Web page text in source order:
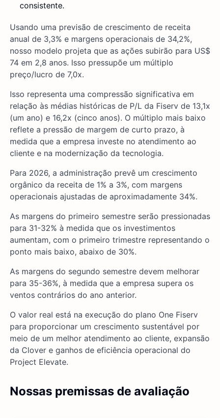
consistente.
Usando uma previsão de crescimento de receita
anual de 3,3% e margens operacionais de 34,2%,
nosso modelo projeta que as ações subirão para US$
74 em 2,8 anos. Isso pressupõe um múltiplo
preço/lucro de 7,0x.
Isso representa uma compressão significativa em
relação às médias históricas de P/L da Fiserv de 13,1x
(um ano) e 16,2x (cinco anos). O múltiplo mais baixo
reflete a pressão de margem de curto prazo, à
medida que a empresa investe no atendimento ao
cliente e na modernização da tecnologia.
Para 2026, a administração prevê um crescimento
orgânico da receita de 1% a 3%, com margens
operacionais ajustadas de aproximadamente 34%.
As margens do primeiro semestre serão pressionadas
para 31-32% à medida que os investimentos
aumentam, com o primeiro trimestre representando o
ponto mais baixo, abaixo de 30%.
As margens do segundo semestre devem melhorar
para 35-36%, à medida que a empresa supera os
ventos contrários do ano anterior.
O valor real está na execução do plano One Fiserv
para proporcionar um crescimento sustentável por
meio de um melhor atendimento ao cliente, expansão
da Clover e ganhos de eficiência operacional do
Project Elevate.
Nossas premissas de avaliação